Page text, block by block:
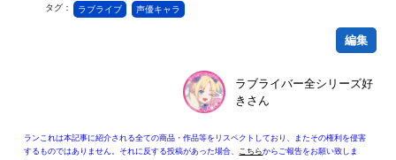
タグ： ラブライブ 声優キャラ
編集
ラブライバー全シリーズ好
きさん
ランこれは本記事に紹介される全ての商品・作品等をリスペクトしており、またその権利を侵害
するものではありません。それに反する投稿があった場合、 こちらからご報告をお願い致しま